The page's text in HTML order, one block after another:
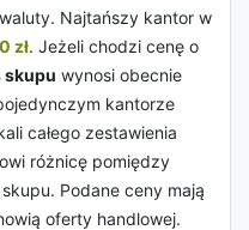
Najtańszy kantor w
0 zł. Jeżeli chodzi cenę o
skupu wynosi obecnie
kantorze
całego zestawienia
różnicę pomiędzy
Podane ceny mają
oferty handlowej.